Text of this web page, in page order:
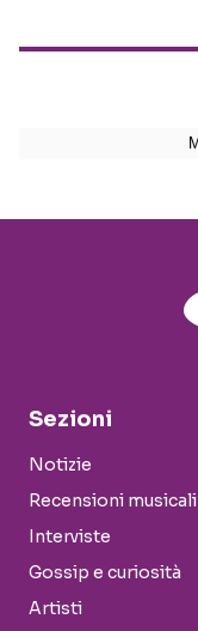
Sezioni
Notizie
Recensioni musicali
Interviste
Gossip e curiosità
Artisti